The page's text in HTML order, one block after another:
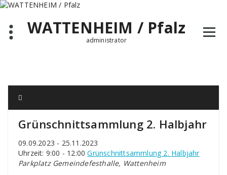
Zum
springenWATTENHEIM / Pfalz
administrator
Grünschnittsammlung 2. Halbjahr
09.09.2023 - 25.11.2023
Uhrzeit: 9:00 - 12:00Grünschnittsammlung 2. Halbjahr
Parkplatz Gemeindefesthalle, Wattenheim